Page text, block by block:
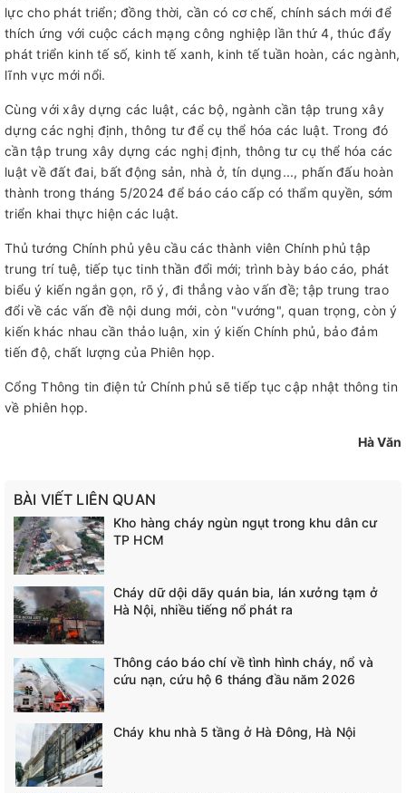
lực cho phát triển; đồng thời, cần có cơ chế, chính sách mới để
thích ứng với cuộc cách mạng công nghiệp lần thứ 4, thúc đẩy
phát triển kinh tế số, kinh tế xanh, kinh tế tuần hoàn, các ngành,
lĩnh vực mới nổi.
Cùng với xây dựng các luật, các bộ, ngành cần tập trung xây
dựng các nghị định, thông tư để cụ thể hóa các luật. Trong đó
cần tập trung xây dựng các nghị định, thông tư cụ thể hóa các
luật về đất đai, bất động sản, nhà ở, tín dụng..., phấn đấu hoàn
thành trong tháng 5/2024 để báo cáo cấp có thẩm quyền, sớm
triển khai thực hiện các luật.
Thủ tướng Chính phủ yêu cầu các thành viên Chính phủ tập
trung trí tuệ, tiếp tục tinh thần đổi mới; trình bày báo cáo, phát
biểu ý kiến ngắn gọn, rõ ý, đi thẳng vào vấn đề; tập trung trao
đổi về các vấn đề nội dung mới, còn "vướng", quan trọng, còn ý
kiến khác nhau cần thảo luận, xin ý kiến Chính phủ, bảo đảm
tiến độ, chất lượng của Phiên họp.
Cổng Thông tin điện tử Chính phủ sẽ tiếp tục cập nhật thông tin
về phiên họp.
Hà Văn
BÀI VIẾT LIÊN QUAN
Kho hàng cháy ngùn ngụt trong khu dân cư
TP HCM
Cháy dữ dội dãy quán bia, lán xưởng tạm ở
Hà Nội, nhiều tiếng nổ phát ra
Thông cáo báo chí về tình hình cháy, nổ và
cứu nạn, cứu hộ 6 tháng đầu năm 2026
Cháy khu nhà 5 tầng ở Hà Đông, Hà Nội